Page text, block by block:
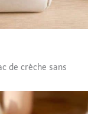
de crèche sans